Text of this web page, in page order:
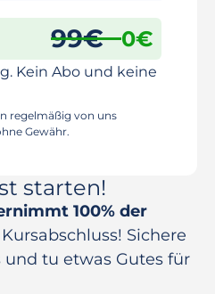
99€ 0€
Kein Abo und keine
regelmäßig von uns
Gewähr.
starten!
100% der
Sichere
tu etwas Gutes für